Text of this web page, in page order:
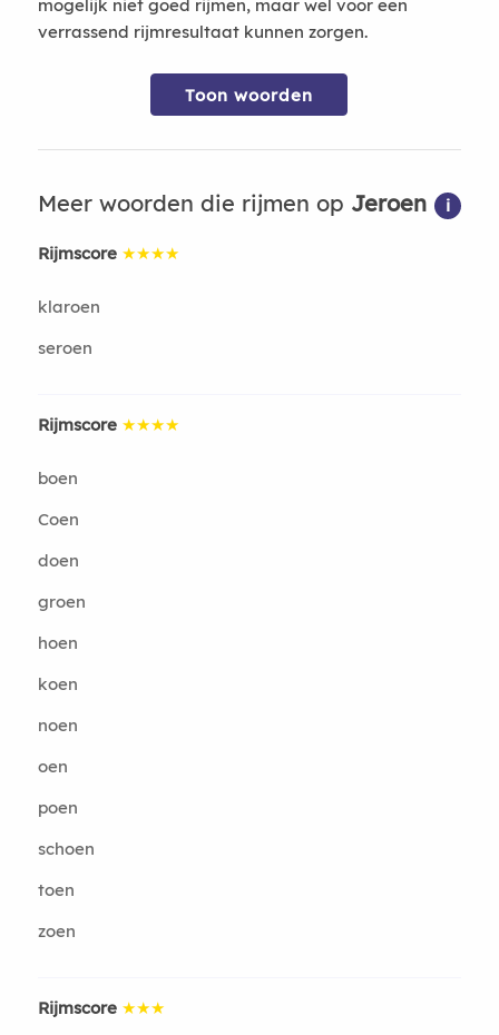
mogelijk niet goed rijmen, maar wel voor een
verrassend rijmresultaat kunnen zorgen.
Toon woorden
Meer woorden die rijmen op Jeroen i
Rijmscore ★★★★
klaroen
seroen
Rijmscore ★★★★
boen
Coen
doen
groen
hoen
koen
noen
oen
poen
schoen
toen
zoen
Rijmscore ★★★